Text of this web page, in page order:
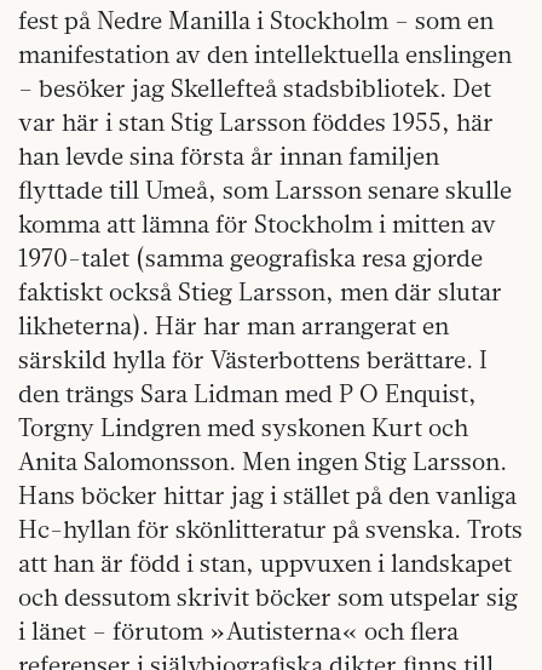
fest på Nedre Manilla i Stockholm – som en
manifestation av den intellektuella enslingen
– besöker jag Skellefteå stadsbibliotek. Det
var här i stan Stig Larsson föddes 1955, här
han levde sina första år innan familjen
flyttade till Umeå, som Larsson senare skulle
komma att lämna för Stockholm i mitten av
1970-talet (samma geografiska resa gjorde
faktiskt också Stieg Larsson, men där slutar
likheterna). Här har man arrangerat en
särskild hylla för Västerbottens berättare. I
den trängs Sara Lidman med P O Enquist,
Torgny Lindgren med syskonen Kurt och
Anita Salomonsson. Men ingen Stig Larsson.
Hans böcker hittar jag i stället på den vanliga
Hc-hyllan för skönlitteratur på svenska. Trots
att han är född i stan, uppvuxen i landskapet
och dessutom skrivit böcker som utspelar sig
i länet – förutom »Autisterna« och flera